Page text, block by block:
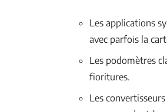
Les applications
avec parfois la
Les podomètres
fioritures.
Les